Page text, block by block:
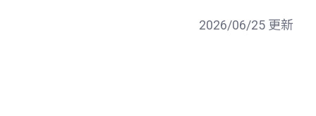
2026/06/25 更新